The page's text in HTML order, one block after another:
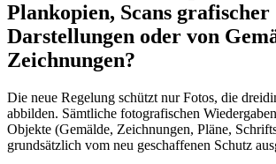
Plankopien, Scans grafischer
Darstellungen oder von
Zeichnungen?
Die neue Regelung schützt nur Fotos, die
abbilden. Sämtliche fotografischen
Objekte (Gemälde, Zeichnungen, Pläne,
grundsätzlich vom neu geschaffenen Schutz